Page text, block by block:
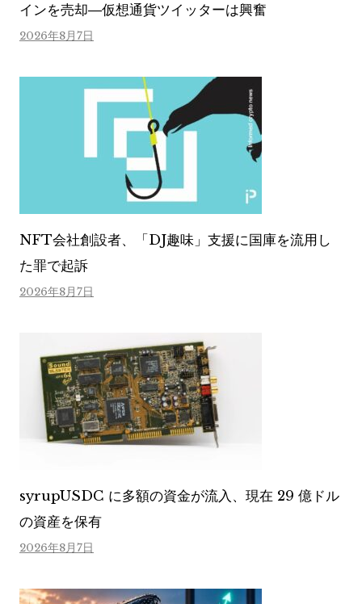
インを売却―仮想通貨ツイッターは興奮
2026年8月7日
NFT会社創設者、「DJ趣味」支援に国庫を流用し
た罪で起訴
2026年8月7日
syrupUSDC に多額の資金が流入、現在 29 億ドル
の資産を保有
2026年8月7日